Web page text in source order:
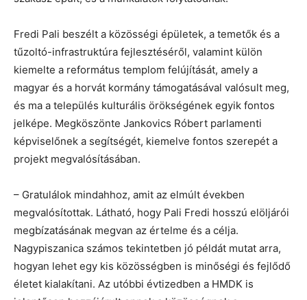
Fredi Pali beszélt a közösségi épületek, a temetők és a
tűzoltó-infrastruktúra fejlesztéséről, valamint külön
kiemelte a református templom felújítását, amely a
magyar és a horvát kormány támogatásával valósult meg,
és ma a település kulturális örökségének egyik fontos
jelképe. Megköszönte Jankovics Róbert parlamenti
képviselőnek a segítségét, kiemelve fontos szerepét a
projekt megvalósításában.
– Gratulálok mindahhoz, amit az elmúlt években
megvalósítottak. Látható, hogy Pali Fredi hosszú elöljárói
megbízatásának megvan az értelme és a célja.
Nagypiszanica számos tekintetben jó példát mutat arra,
hogyan lehet egy kis közösségben is minőségi és fejlődő
életet kialakítani. Az utóbbi évtizedben a HMDK is